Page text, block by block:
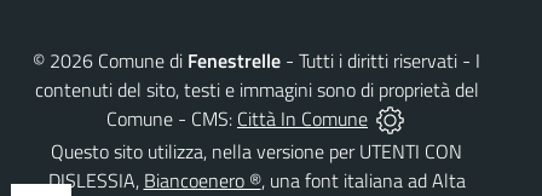
© 2026 Comune di Fenestrelle - Tutti i diritti riservati - I
contenuti del sito, testi e immagini sono di proprietà del
Comune - CMS: Città In Comune
Questo sito utilizza, nella versione per UTENTI CON
DISLESSIA, Biancoenero ®, una font italiana ad Alta